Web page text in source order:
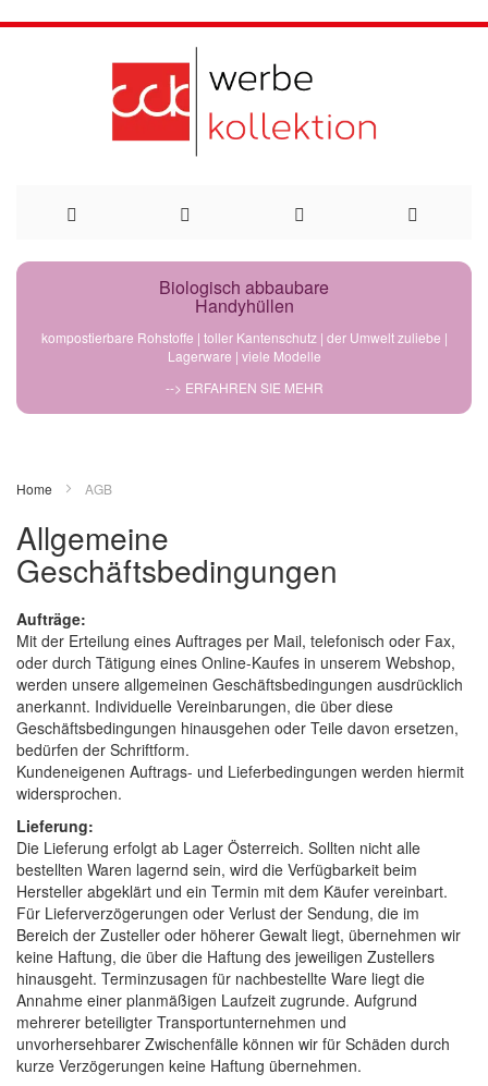
Direkt
Biologisch abbaubare
Handyhüllen
kompostierbare Rohstoffe | toller Kantenschutz | der Umwelt zuliebe |
Lagerware | viele Modelle
--> ERFAHREN SIE MEHR
Home AGB
Allgemeine
Geschäftsbedingungen
Aufträge:
Mit der Erteilung eines Auftrages per Mail, telefonisch oder Fax,
oder durch Tätigung eines Online-Kaufes in unserem Webshop,
werden unsere allgemeinen Geschäftsbedingungen ausdrücklich
anerkannt. Individuelle Vereinbarungen, die über diese
Geschäftsbedingungen hinausgehen oder Teile davon ersetzen,
bedürfen der Schriftform.
Kundeneigenen Auftrags- und Lieferbedingungen werden hiermit
widersprochen.
Lieferung:
Die Lieferung erfolgt ab Lager Österreich. Sollten nicht alle
bestellten Waren lagernd sein, wird die Verfügbarkeit beim
Hersteller abgeklärt und ein Termin mit dem Käufer vereinbart.
Für Lieferverzögerungen oder Verlust der Sendung, die im
Bereich der Zusteller oder höherer Gewalt liegt, übernehmen wir
keine Haftung, die über die Haftung des jeweiligen Zustellers
hinausgeht. Terminzusagen für nachbestellte Ware liegt die
Annahme einer planmäßigen Laufzeit zugrunde. Aufgrund
mehrerer beteiligter Transportunternehmen und
unvorhersehbarer Zwischenfälle können wir für Schäden durch
kurze Verzögerungen keine Haftung übernehmen.